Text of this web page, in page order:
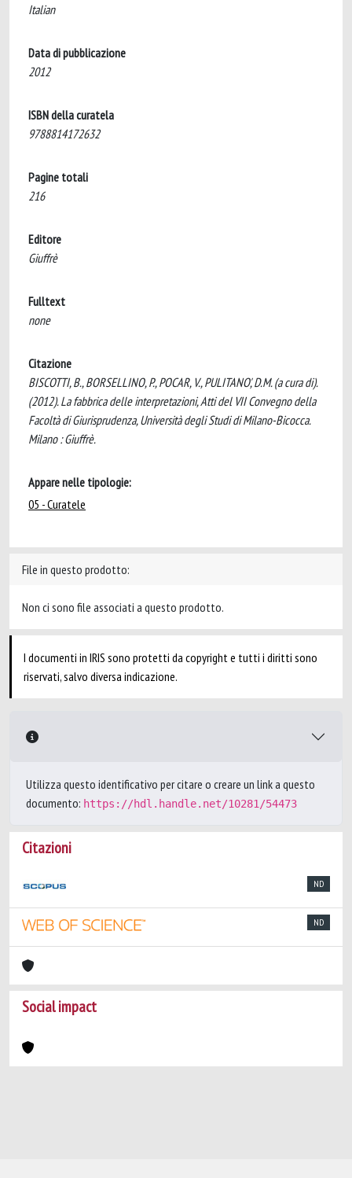
Italian
Data di pubblicazione
2012
ISBN della curatela
9788814172632
Pagine totali
216
Editore
Giuffrè
Fulltext
none
Citazione
BISCOTTI, B., BORSELLINO, P., POCAR, V., PULITANO', D.M. (a cura di).
(2012). La fabbrica delle interpretazioni, Atti del VII Convegno della
Facoltà di Giurisprudenza, Università degli Studi di Milano-Bicocca.
Milano : Giuffrè.
Appare nelle tipologie:
05 - Curatele
File in questo prodotto:
Non ci sono file associati a questo prodotto.
I documenti in IRIS sono protetti da copyright e tutti i diritti sono
riservati, salvo diversa indicazione.
Utilizza questo identificativo per citare o creare un link a questo
documento: https://hdl.handle.net/10281/54473
Citazioni
ND
ND
Social impact